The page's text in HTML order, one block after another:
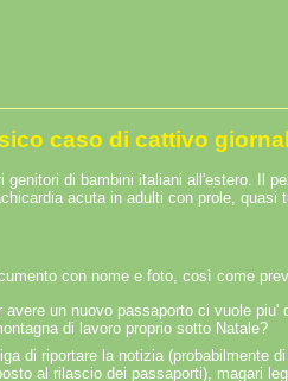
caso di cattivo
genitori di bambini italiani all'estero. Il
acuta in adulti con prole, quasi
con nome e foto, così come
un nuovo passaporto ci vuole
di lavoro proprio sotto Natale?
di riportare la notizia (probabilmente
al rilascio dei passaporti), magari